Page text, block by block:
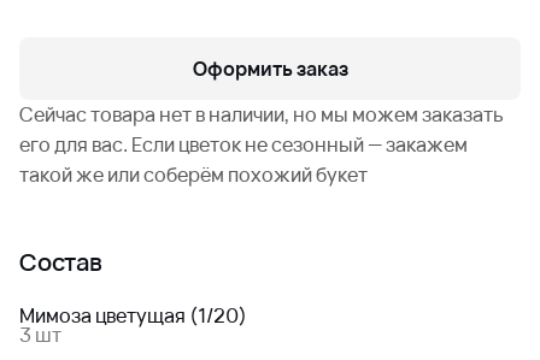
Оформить заказ
Сейчас товара нет в наличии, но мы можем заказать
его для вас. Если цветок не сезонный — закажем
такой же или соберём похожий букет
Состав
Мимоза цветущая (1/20)
3 шт